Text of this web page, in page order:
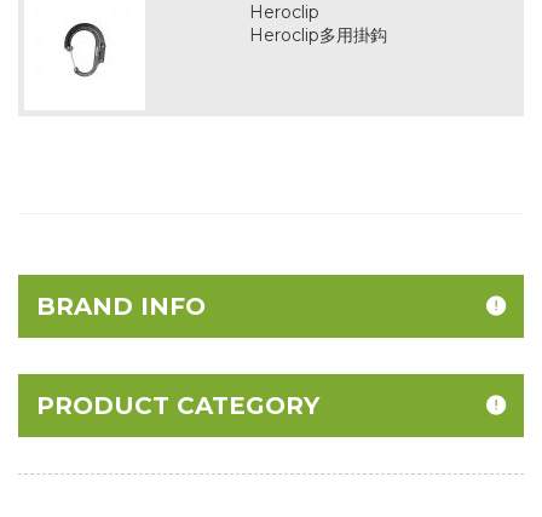
Heroclip
Heroclip多用掛鈎
BRAND INFO
PRODUCT CATEGORY